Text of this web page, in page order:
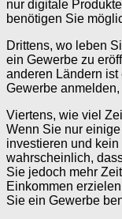
nur digitale
benötigen Sie
Drittens, wo leben
ein Gewerbe zu
anderen Ländern
Gewerbe
Viertens, wie viel
Wenn Sie nur
investieren und
wahrscheinlich,
Sie jedoch mehr
Einkommen
Sie ein Gewerbe